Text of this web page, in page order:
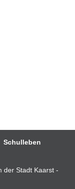
Schulleben
der Stadt Kaarst -